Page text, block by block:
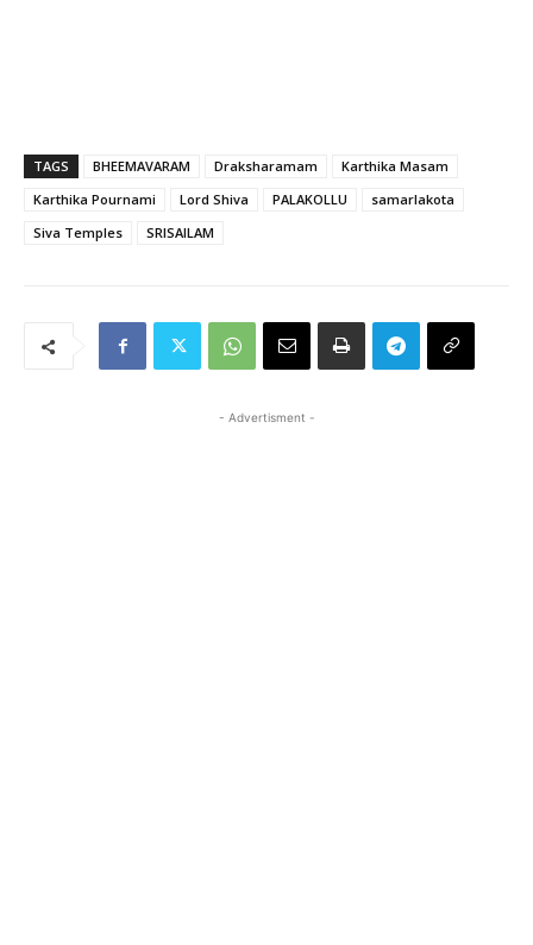
TAGS BHEEMAVARAM Draksharamam
Karthika Masam
Karthika Pournami
Lord Shiva PALAKOLLU
samarlakota
Siva Temples
SRISAILAM
- Advertisment -